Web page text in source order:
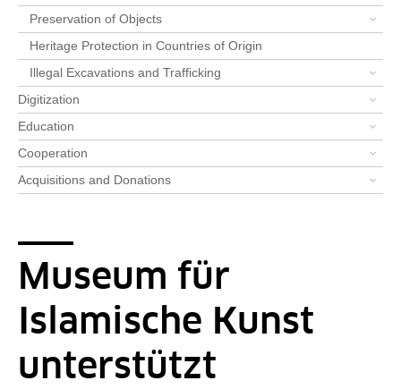
Preservation of Objects
Heritage Protection in Countries of Origin
Illegal Excavations and Trafficking
Digitization
Education
Cooperation
Acquisitions and Donations
Museum für
Islamische Kunst
unterstützt